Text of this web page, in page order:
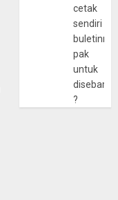
cetak
sendiri
pak
untuk
?